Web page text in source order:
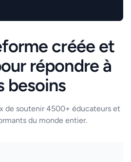
créée et
répondre à
besoins
de soutenir 4500+ éducateurs et
du monde entier.